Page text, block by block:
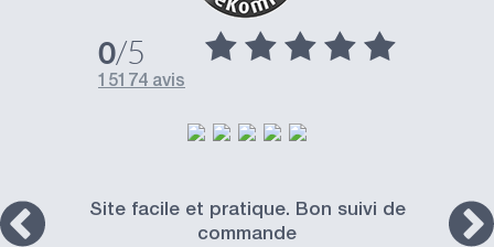
0/5
15174 avis
Site facile et pratique. Bon suivi de
commande